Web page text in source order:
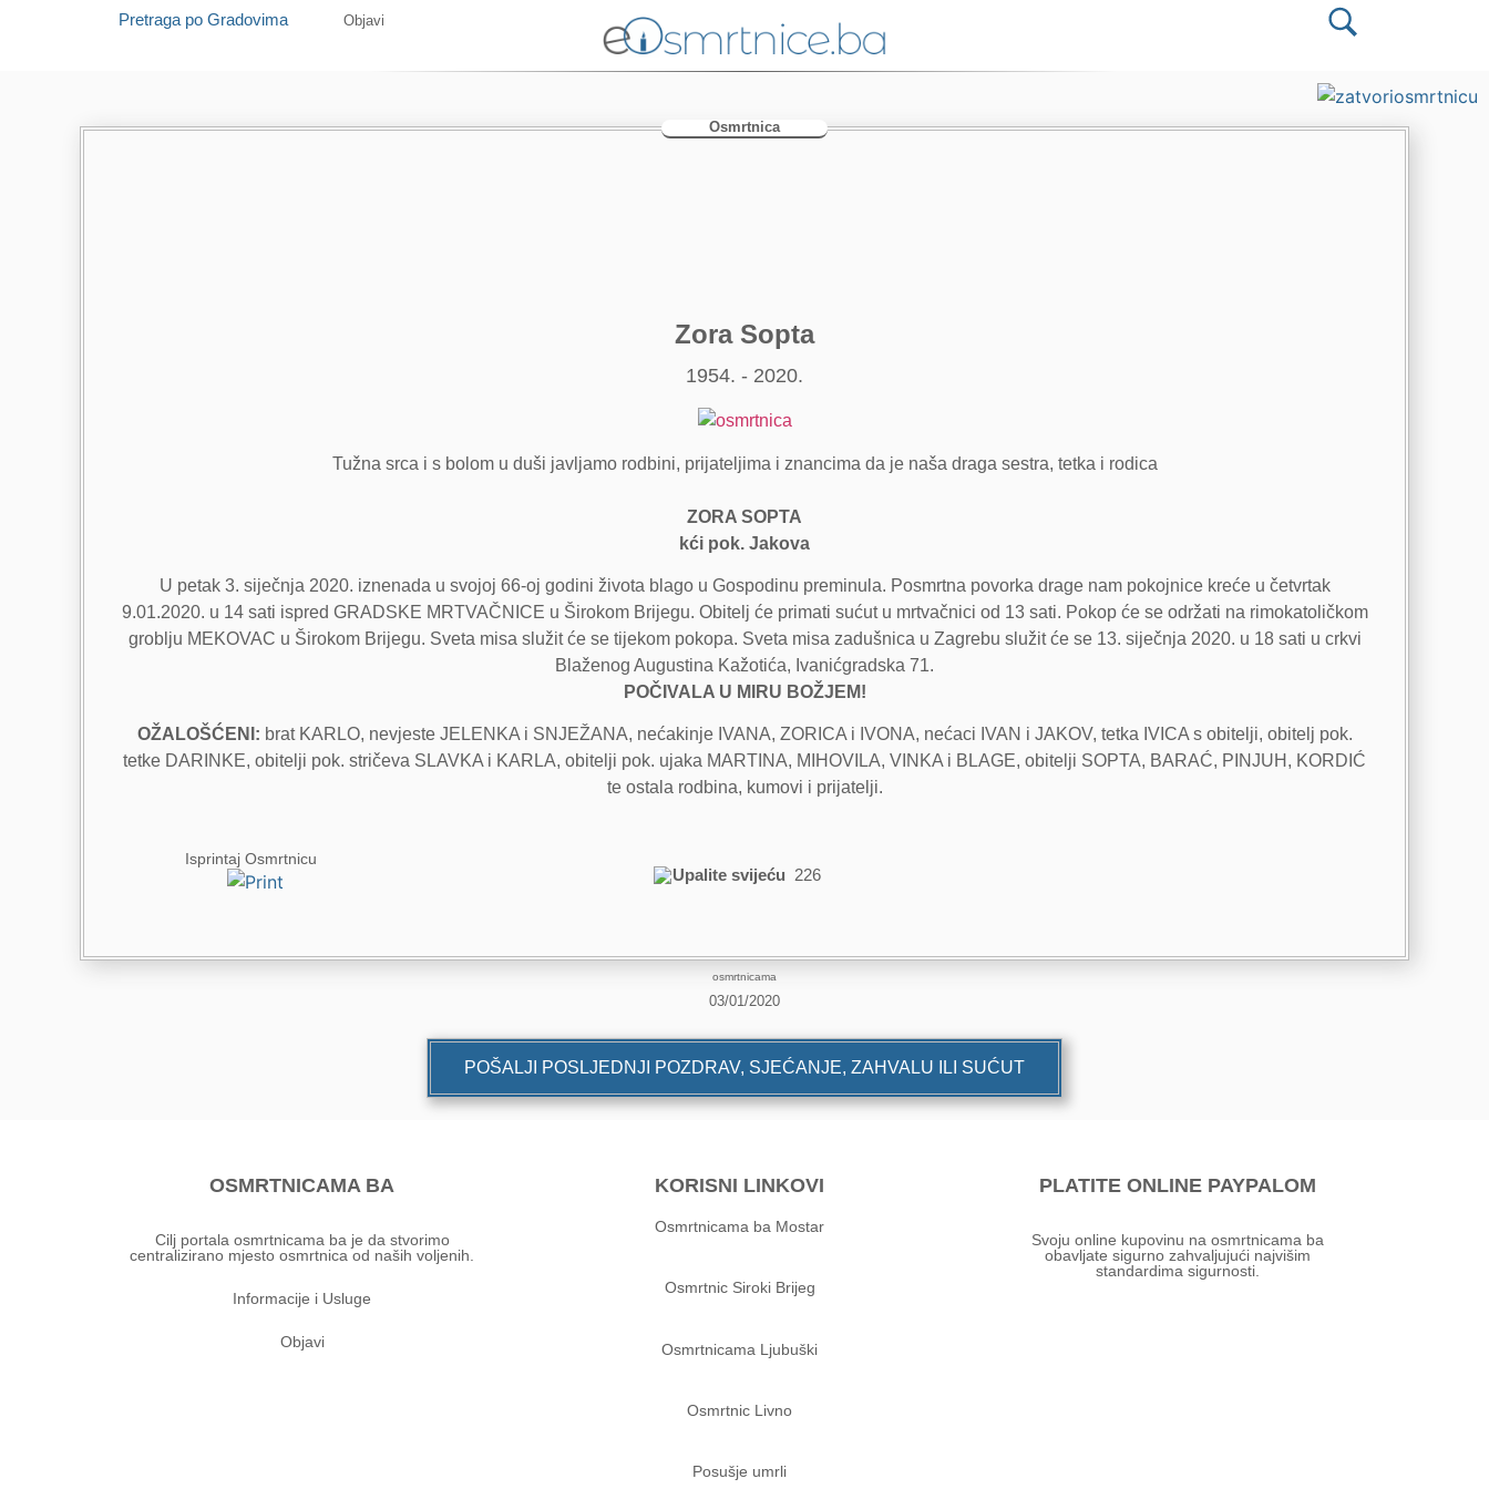
Pretraga po Gradovima Objavi
Osmrtnica
Zora Sopta
1954. - 2020.
Tužna srca i s bolom u duši javljamo rodbini, prijateljima i znancima da je naša draga sestra, tetka i rodica
ZORA SOPTA
kći pok. Jakova
U petak 3. siječnja 2020. iznenada u svojoj 66-oj godini života blago u Gospodinu preminula. Posmrtna povorka drage nam pokojnice kreće u četvrtak
9.01.2020. u 14 sati ispred GRADSKE MRTVAČNICE u Širokom Brijegu. Obitelj će primati sućut u mrtvačnici od 13 sati. Pokop će se održati na rimokatoličkom
groblju MEKOVAC u Širokom Brijegu. Sveta misa služit će se tijekom pokopa. Sveta misa zadušnica u Zagrebu služit će se 13. siječnja 2020. u 18 sati u crkvi
Blaženog Augustina Kažotića, Ivanićgradska 71.
POČIVALA U MIRU BOŽJEM!
OŽALOŠĆENI: brat KARLO, nevjeste JELENKA i SNJEŽANA, nećakinje IVANA, ZORICA i IVONA, nećaci IVAN i JAKOV, tetka IVICA s obitelji, obitelj pok.
tetke DARINKE, obitelji pok. stričeva SLAVKA i KARLA, obitelji pok. ujaka MARTINA, MIHOVILA, VINKA i BLAGE, obitelji SOPTA, BARAĆ, PINJUH, KORDIĆ
te ostala rodbina, kumovi i prijatelji.
Isprintaj Osmrtnicu
Upalite svijeću 226
osmrtnicama
03/01/2020
POŠALJI POSLJEDNJI POZDRAV, SJEĆANJE, ZAHVALU ILI SUĆUT
OSMRTNICAMA BA
Cilj portala osmrtnicama ba je da stvorimo
centralizirano mjesto osmrtnica od naših voljenih.
Informacije i Usluge
Objavi
KORISNI LINKOVI
Osmrtnicama ba Mostar
Osmrtnic Siroki Brijeg
Osmrtnicama Ljubuški
Osmrtnic Livno
Posušje umrli
PLATITE ONLINE PAYPALOM
Svoju online kupovinu na osmrtnicama ba
obavljate sigurno zahvaljujući najvišim
standardima sigurnosti.